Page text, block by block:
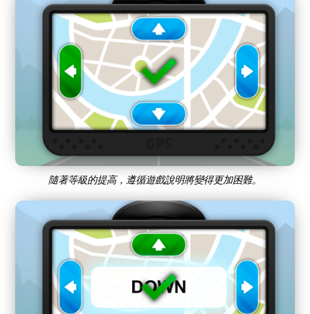
隨著等級的提高，遵循遊戲說明將變得更加困難。